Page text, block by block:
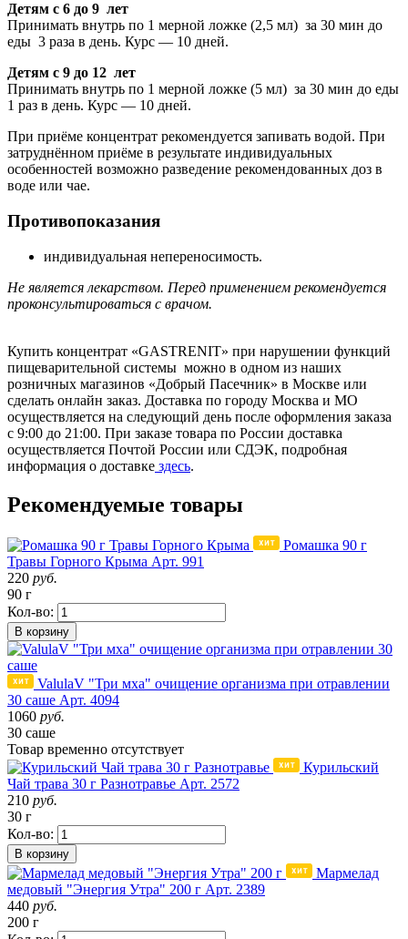
Детям с 6 до 9 лет
Принимать внутрь по 1 мерной ложке (2,5 мл) за 30 мин до
еды 3 раза в день. Курс — 10 дней.
Детям с 9 до 12 лет
Принимать внутрь по 1 мерной ложке (5 мл) за 30 мин до еды
1 раз в день. Курс — 10 дней.
При приёме концентрат рекомендуется запивать водой. При
затруднённом приёме в результате индивидуальных
особенностей возможно разведение рекомендованных доз в
воде или чае.
Противопоказания
индивидуальная непереносимость.
Не является лекарством. Перед применением рекомендуется
проконсультироваться с врачом.
Купить концентрат «GASTRENIT» при нарушении функций
пищеварительной системы можно в одном из наших
розничных магазинов «Добрый Пасечник» в Москве или
сделать онлайн заказ. Доставка по городу Москва и МО
осуществляется на следующий день после оформления заказа
с 9:00 до 21:00. При заказе товара по России доставка
осуществляется Почтой России или СДЭК, подробная
информация о доставке здесь.
Рекомендуемые товары
Ромашка 90 г
Травы Горного Крыма Арт. 991
220 руб.
90 г
Кол-во:
В корзину
ValulaV "Три мха" очищение организма при отравлении
30 саше Арт. 4094
1060 руб.
30 саше
Товар временно отсутствует
Курильский
Чай трава 30 г Разнотравье Арт. 2572
210 руб.
30 г
Кол-во:
В корзину
Мармелад
медовый "Энергия Утра" 200 г Арт. 2389
440 руб.
200 г